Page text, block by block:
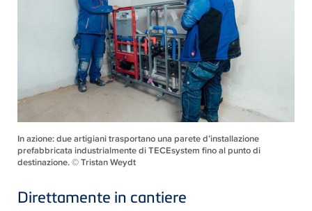
In azione: due artigiani trasportano una parete d’installazione
prefabbricata industrialmente di TECEsystem fino al punto di
destinazione. © Tristan Weydt
Direttamente in cantiere